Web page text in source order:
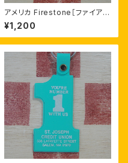
アメリカ Firestone［ファイアス
トン］タイヤメーカー トラックト
レーラー型キーホルダー
¥1,200